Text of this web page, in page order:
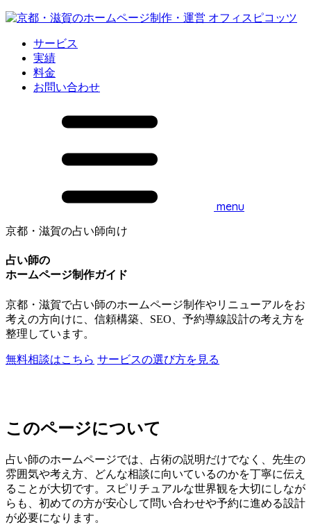
サービス
実績
料金
お問い合わせ
menu
京都・滋賀の占い師向け
占い師の
ホームページ制作ガイド
京都・滋賀で占い師のホームページ制作やリニューアルをお
考えの方向けに、信頼構築、SEO、予約導線設計の考え方を
整理しています。
無料相談はこちら サービスの選び方を見る
このページについて
占い師のホームページでは、占術の説明だけでなく、先生の
雰囲気や考え方、どんな相談に向いているのかを丁寧に伝え
ることが大切です。スピリチュアルな世界観を大切にしなが
らも、初めての方が安心して問い合わせや予約に進める設計
が必要になります。